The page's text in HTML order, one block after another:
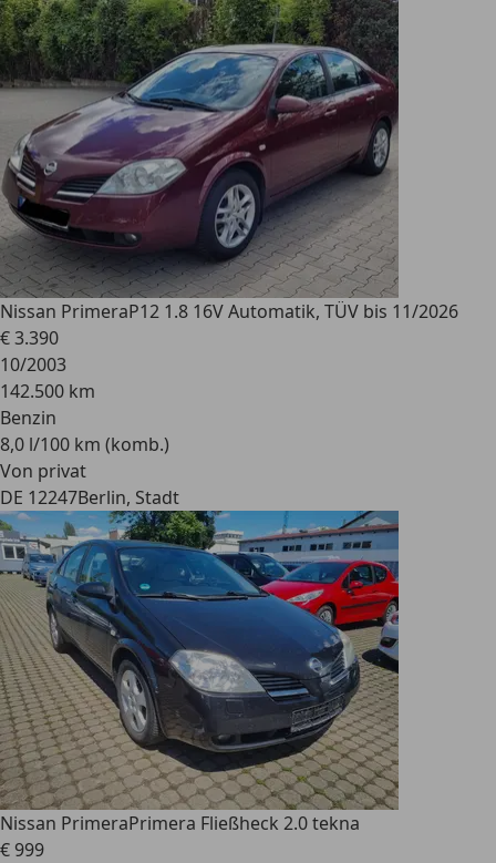
Nissan PrimeraP12 1.8 16V Automatik, TÜV bis 11/2026
€ 3.390
10/2003
142.500 km
Benzin
8,0 l/100 km (komb.)
Von privat
DE 12247Berlin, Stadt
Nissan PrimeraPrimera Fließheck 2.0 tekna
€ 999